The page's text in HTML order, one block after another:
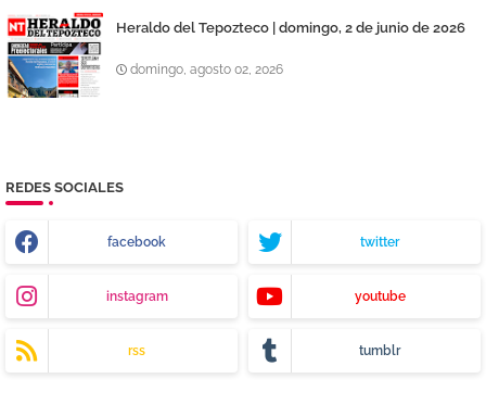
Heraldo del Tepozteco | domingo, 2 de junio de 2026
domingo, agosto 02, 2026
REDES SOCIALES
facebook twitter
instagram youtube
rss tumblr